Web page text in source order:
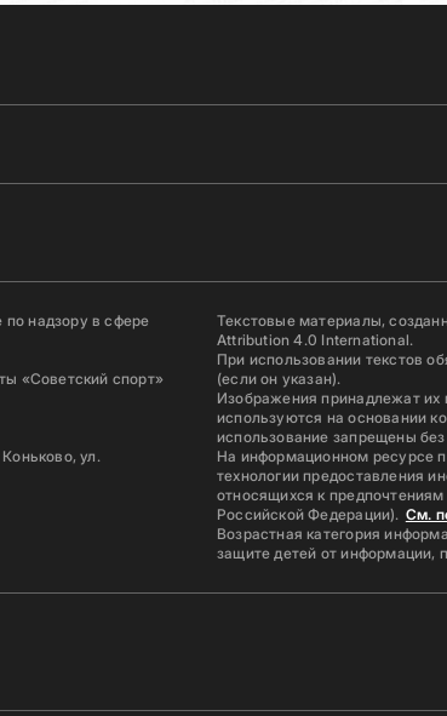
по надзору в сфере
«Советский спорт»
ул.
Текстовые материалы,
Attribution 4.0 International.
При использовании текстов
(если он указан).
Изображения принадлежат их
используются на основании
использование запрещены
На информационном ресурсе
технологии предоставления
относящихся к
Российской Федерации). См.
Возрастная категория
защите детей от информации,